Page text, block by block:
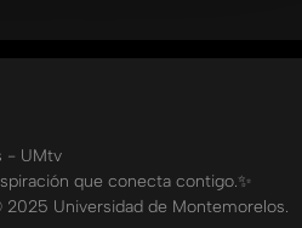
elisamena
todos inversiones invierte
de inversion cetes
- UMtv
que conecta contigo.✨
Universidad de Montemorelos.